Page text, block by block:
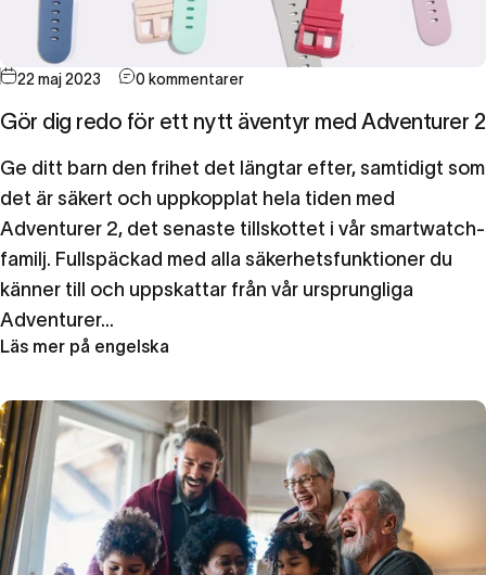
22 maj 2023 0 kommentarer
Gör dig redo för ett nytt äventyr med Adventurer 2
Ge ditt barn den frihet det längtar efter, samtidigt som
det är säkert och uppkopplat hela tiden med
Adventurer 2, det senaste tillskottet i vår smartwatch-
familj. Fullspäckad med alla säkerhetsfunktioner du
känner till och uppskattar från vår ursprungliga
Adventurer...
Läs mer på engelska